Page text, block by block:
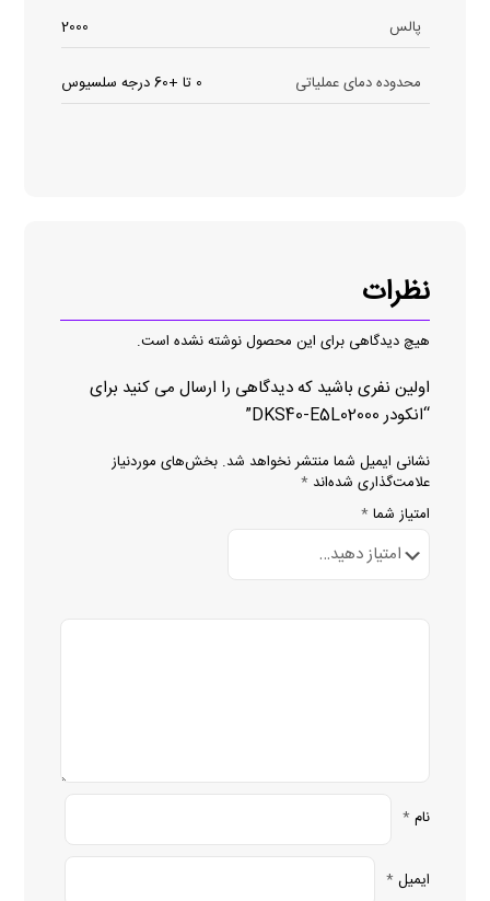
پالس 2000
محدوده دمای عملیاتی 0 تا +60 درجه سلسیوس
نظرات
هیچ دیدگاهی برای این محصول نوشته نشده است.
اولین نفری باشید که دیدگاهی را ارسال می کنید برای
“انکودر DKS40-E5L02000”
نشانی ایمیل شما منتشر نخواهد شد. بخش‌های موردنیاز
علامت‌گذاری شده‌اند *
امتیاز شما *
نام *
ایمیل *